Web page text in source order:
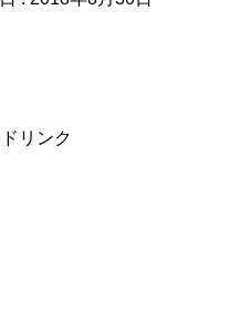
リンク